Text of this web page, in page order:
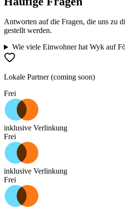
Antworten auf die Fragen, die uns zu
gestellt werden.
Wie viele Einwohner hat Wyk auf
Lokale Partner (coming soon)
Frei
inklusive Verlinkung
Frei
inklusive Verlinkung
Frei